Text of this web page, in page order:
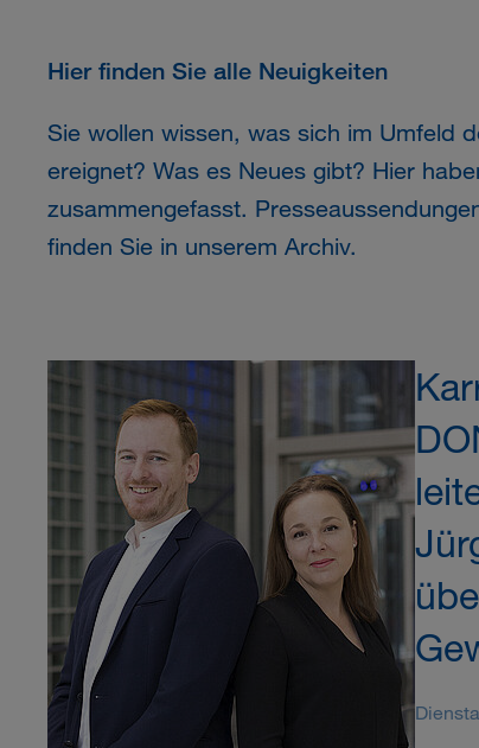
Hier finden Sie alle Neuigkeiten
Sie wollen wissen, was sich im Umfeld
ereignet? Was es Neues gibt? Hier
zusammengefasst.
finden Sie in unserem Archiv.